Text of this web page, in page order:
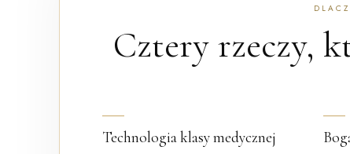
Cztery rzeczy,
Technologia klasy medycznej